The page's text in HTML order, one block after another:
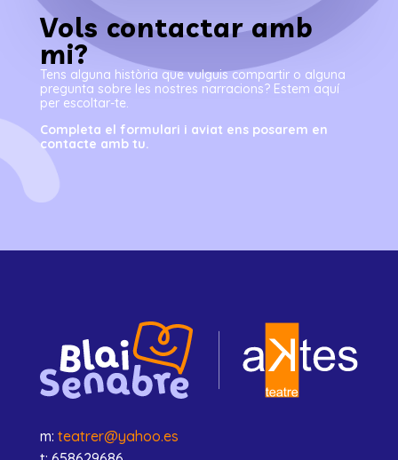
Vols contactar amb
mi?
Tens alguna història que vulguis compartir o alguna
pregunta sobre les nostres narracions? Estem aquí
per escoltar-te.
Completa el formulari i aviat ens posarem en
contacte amb tu.
m: teatrer@yahoo.es